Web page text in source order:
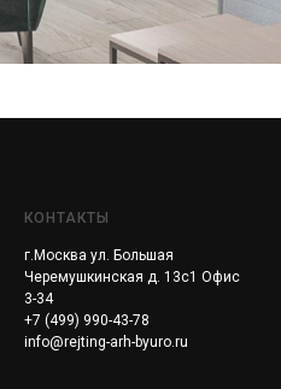
КОНТАКТЫ
г.Москва ул. Большая
Черемушкинская д. 13с1 Офис
3-34
+7 (499) 990-43-78
info@rejting-arh-byuro.ru